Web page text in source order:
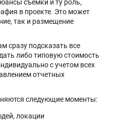
съемки и ту роль,
в проекте. Это может
так и размещение
сразу подсказать все
либо типовую стоимость
с учетом всех
отчетных
следующие моменты:
локации